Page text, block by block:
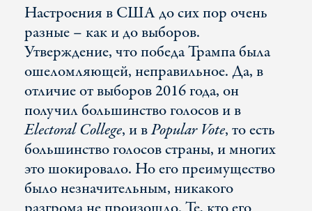
Настроения в США до сих пор очень
разные – как и до выборов.
Утверждение, что победа Трампа была
ошеломляющей, неправильное. Да, в
отличие от выборов 2016 года, он
получил большинство голосов и в
Electoral College, и вPopular Vote, то есть
большинство голосов страны, и многих
это шокировало. Но его преимущество
было незначительным, никакого